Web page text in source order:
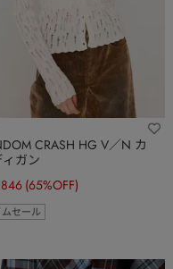
CRASH HG V／N カ
ガン
(65%OFF)
セール